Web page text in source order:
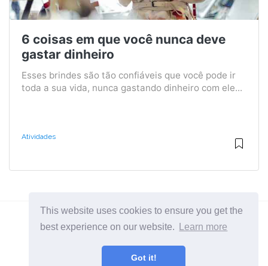
This website uses cookies to ensure you get the
best experience on our website.
Learn more
Got it!
6 coisas em que você nunca deve
gastar dinheiro
Esses brindes são tão confiáveis ​​que você pode ir
toda a sua vida, nunca gastando dinheiro com ele...
Atividades
2026 ©BuruNews
Todas as categorias